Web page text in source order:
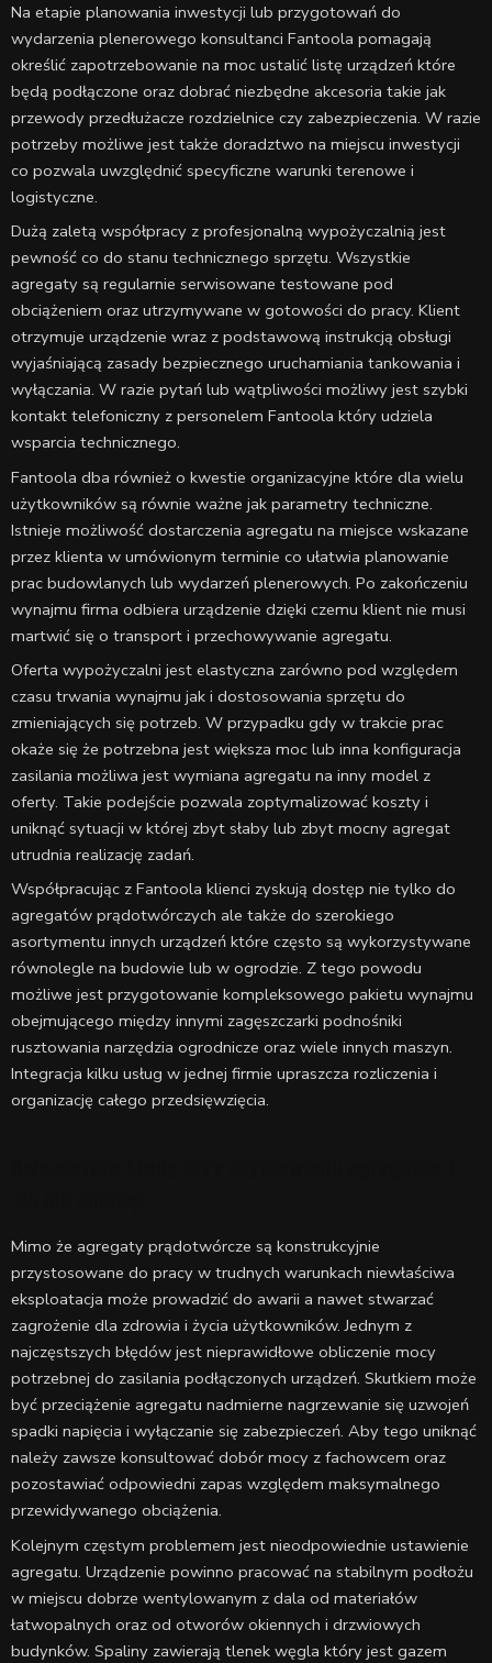
Na etapie planowania inwestycji lub przygotowań do
wydarzenia plenerowego konsultanci Fantoola pomagają
określić zapotrzebowanie na moc ustalić listę urządzeń które
będą podłączone oraz dobrać niezbędne akcesoria takie jak
przewody przedłużacze rozdzielnice czy zabezpieczenia. W razie
potrzeby możliwe jest także doradztwo na miejscu inwestycji
co pozwala uwzględnić specyficzne warunki terenowe i
logistyczne.
Dużą zaletą współpracy z profesjonalną wypożyczalnią jest
pewność co do stanu technicznego sprzętu. Wszystkie
agregaty są regularnie serwisowane testowane pod
obciążeniem oraz utrzymywane w gotowości do pracy. Klient
otrzymuje urządzenie wraz z podstawową instrukcją obsługi
wyjaśniającą zasady bezpiecznego uruchamiania tankowania i
wyłączania. W razie pytań lub wątpliwości możliwy jest szybki
kontakt telefoniczny z personelem Fantoola który udziela
wsparcia technicznego.
Fantoola dba również o kwestie organizacyjne które dla wielu
użytkowników są równie ważne jak parametry techniczne.
Istnieje możliwość dostarczenia agregatu na miejsce wskazane
przez klienta w umówionym terminie co ułatwia planowanie
prac budowlanych lub wydarzeń plenerowych. Po zakończeniu
wynajmu firma odbiera urządzenie dzięki czemu klient nie musi
martwić się o transport i przechowywanie agregatu.
Oferta wypożyczalni jest elastyczna zarówno pod względem
czasu trwania wynajmu jak i dostosowania sprzętu do
zmieniających się potrzeb. W przypadku gdy w trakcie prac
okaże się że potrzebna jest większa moc lub inna konfiguracja
zasilania możliwa jest wymiana agregatu na inny model z
oferty. Takie podejście pozwala zoptymalizować koszty i
uniknąć sytuacji w której zbyt słaby lub zbyt mocny agregat
utrudnia realizację zadań.
Współpracując z Fantoola klienci zyskują dostęp nie tylko do
agregatów prądotwórczych ale także do szerokiego
asortymentu innych urządzeń które często są wykorzystywane
równolegle na budowie lub w ogrodzie. Z tego powodu
możliwe jest przygotowanie kompleksowego pakietu wynajmu
obejmującego między innymi zagęszczarki podnośniki
rusztowania narzędzia ogrodnicze oraz wiele innych maszyn.
Integracja kilku usług w jednej firmie upraszcza rozliczenia i
organizację całego przedsięwzięcia.
Mimo że agregaty prądotwórcze są konstrukcyjnie
przystosowane do pracy w trudnych warunkach niewłaściwa
eksploatacja może prowadzić do awarii a nawet stwarzać
zagrożenie dla zdrowia i życia użytkowników. Jednym z
najczęstszych błędów jest nieprawidłowe obliczenie mocy
potrzebnej do zasilania podłączonych urządzeń. Skutkiem może
być przeciążenie agregatu nadmierne nagrzewanie się uzwojeń
spadki napięcia i wyłączanie się zabezpieczeń. Aby tego uniknąć
należy zawsze konsultować dobór mocy z fachowcem oraz
pozostawiać odpowiedni zapas względem maksymalnego
przewidywanego obciążenia.
Kolejnym częstym problemem jest nieodpowiednie ustawienie
agregatu. Urządzenie powinno pracować na stabilnym podłożu
w miejscu dobrze wentylowanym z dala od materiałów
łatwopalnych oraz od otworów okiennych i drzwiowych
budynków. Spaliny zawierają tlenek węgla który jest gazem